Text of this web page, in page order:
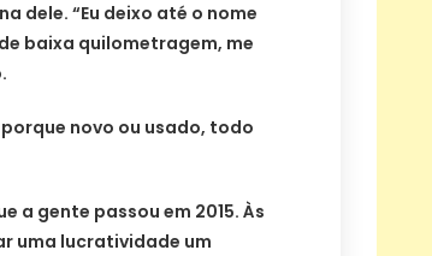
dele. “Eu deixo até o nome
baixa quilometragem, me
novo ou usado, todo
a gente passou em 2015. Às
uma lucratividade um